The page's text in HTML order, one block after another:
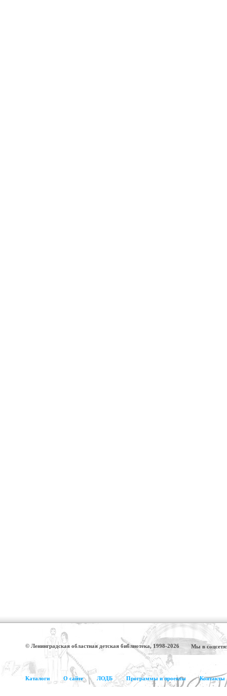
© Ленинградская областная детская библиотека, 1998-2026 Мы в
Каталоги О сайте ЛОДБ Программы и проекты Контакты